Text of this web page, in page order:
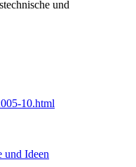
und
10.html
und Ideen